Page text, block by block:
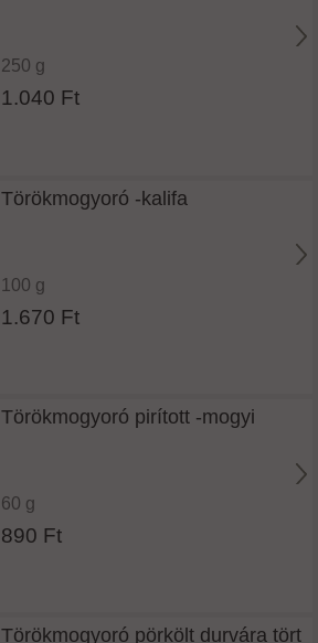
250 g
1.040 Ft
Törökmogyoró -kalifa
100 g
1.670 Ft
Törökmogyoró pirított -mogyi
60 g
890 Ft
Törökmogyoró pörkölt durvára tört